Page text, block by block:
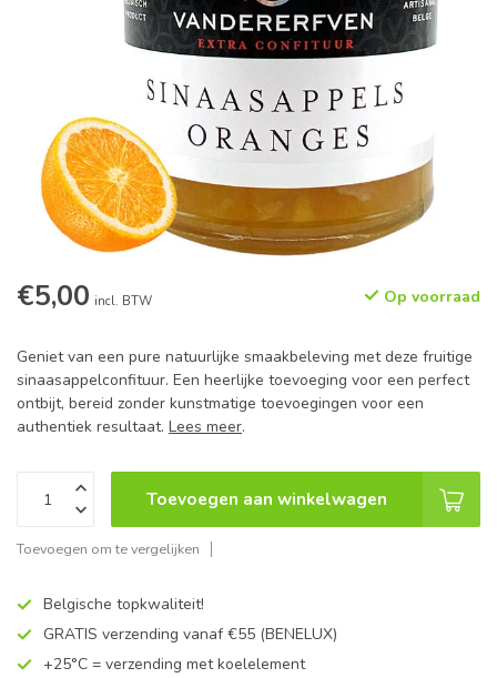
€5,00 incl. BTW Op voorraad
Geniet van een pure natuurlijke smaakbeleving met deze fruitige
sinaasappelconfituur. Een heerlijke toevoeging voor een perfect
ontbijt, bereid zonder kunstmatige toevoegingen voor een
authentiek resultaat. Lees meer.
Toevoegen aan winkelwagen
Toevoegen om te vergelijken
Belgische topkwaliteit!
GRATIS verzending vanaf €55 (BENELUX)
+25°C = verzending met koelelement